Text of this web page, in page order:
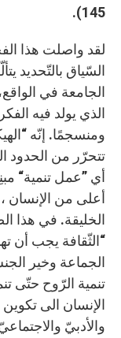
145).
لقد واصلت هذا
السّياق بالتّحديد
الجامعة في
الذي يولد فيه
ومنسجمًا. إنّه
تتحرّر من الحدود
أي ”عمل تنمية“
أعلى من الإنسان
الخليقة. في هذا
“الثّقافة يجب أن
الجماعة وخير
تنمية الرّوح حتّى
الإنسان الى
والأدبيّ